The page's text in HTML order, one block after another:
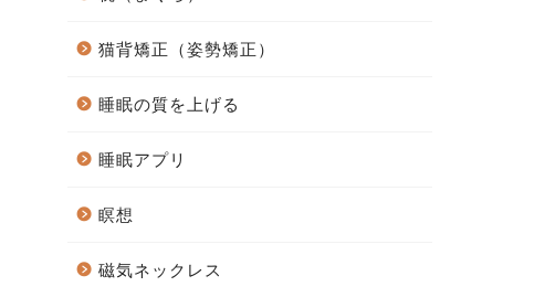
猫背矯正（姿勢矯正）
睡眠の質を上げる
睡眠アプリ
瞑想
磁気ネックレス